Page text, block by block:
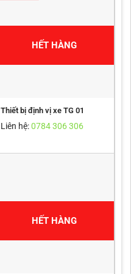
HẾT HÀNG
Thiết bị định vị xe TG 01
Liên hệ:0784 306 306
HẾT HÀNG